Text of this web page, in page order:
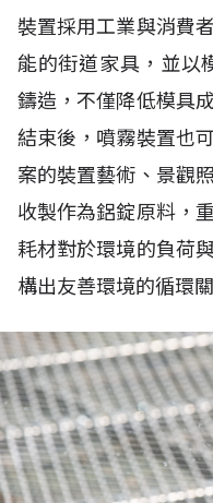
裝置採用工業與消費
能的街道家具，並以
鑄造，不僅降低模具
結束後，噴霧裝置也
案的裝置藝術、景觀
收製作為鋁錠原料，
耗材對於環境的負荷
構出友善環境的循環